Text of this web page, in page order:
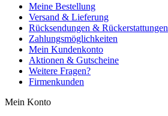
Meine Bestellung
Versand & Lieferung
Rücksendungen & Rückerstattungen
Zahlungsmöglichkeiten
Mein Kundenkonto
Aktionen & Gutscheine
Weitere Fragen?
Firmenkunden
Mein Konto